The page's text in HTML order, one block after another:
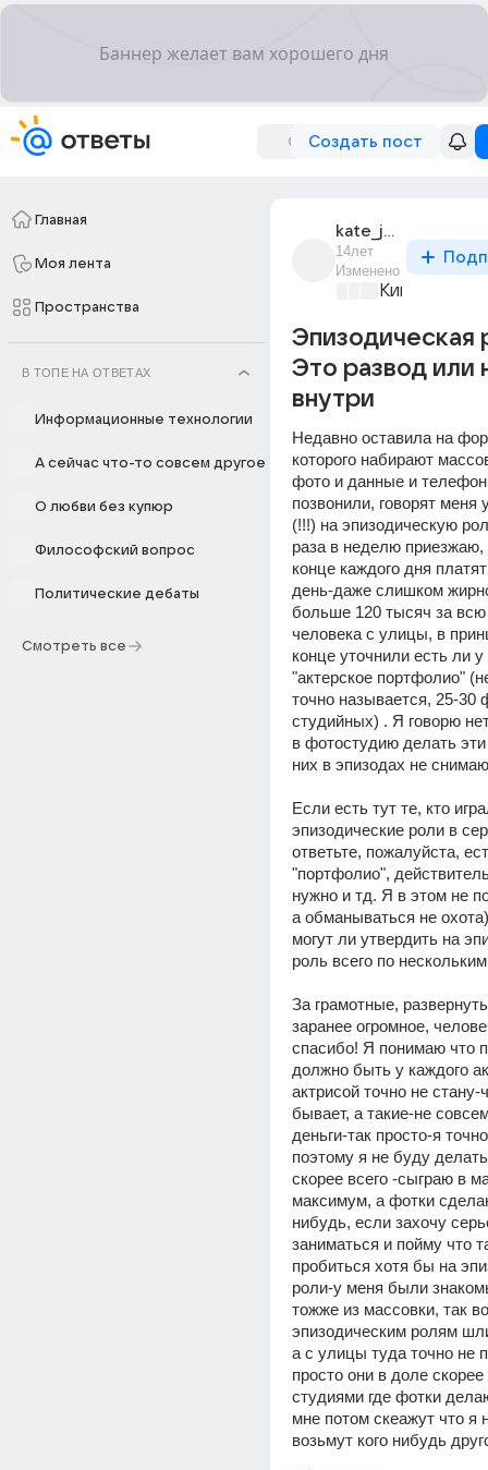
Создать пост
Главная
Моя лента
Пространства
В ТОПЕ НА ОТВЕТАХ
Информационные технологии
А сейчас что-то совсем другое
О любви без купюр
Философский вопрос
Политические дебаты
Смотреть все
kate_jasmin
14лет
Изменено
Киномания
Эпизодическая
Это развод или
внутри
Недавно оставила на
которого набирают
фото и данные и
позвонили, говорят меня
(!!!) на эпизодическую
раза в неделю
конце каждого дня
день-даже слишком
больше 120 тысяч за всю
человека с улицы, в
конце уточнили есть ли
"актерское портфолио"
точно называется, 25-30
студийных) . Я говорю
в фотостудию делать
них в эпизодах не
Если есть тут те, кто
эпизодические роли в
ответьте, пожалуйста,
"портфолио",
нужно и тд. Я в этом не
а обманываться не
могут ли утвердить на
роль всего по
За грамотные,
заранее огромное,
спасибо! Я понимаю что
должно быть у каждого
актрисой точно не стану-
бывает, а такие-не
деньги-так просто-я
поэтому я не буду
скорее всего -сыграю в
максимум, а фотки
нибудь, если захочу
заниматься и пойму что
пробиться хотя бы на
роли-у меня были
тожже из массовки, так
эпизодическим ролям
а с улицы туда точно не
просто они в доле
студиями где фотки
мне потом скеажут что я
возьмут кого нибудь